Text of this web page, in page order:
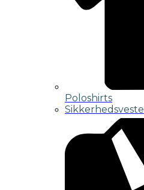
Poloshirts
Sikkerhedsveste